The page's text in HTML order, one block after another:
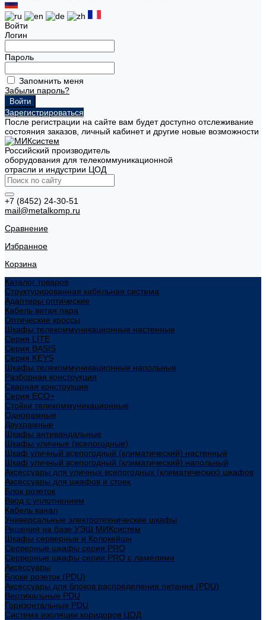
Войти
Логин
Пароль
Запомнить меня
Забыли пароль?
Зарегистрироваться
После регистрации на сайте вам будет доступно отслеживание
состояния заказов, личный кабинет и другие новые возможности
Российский производитель
оборудования для телекоммуникационной
отрасли и индустрии ЦОД
+7 (8452) 24-30-51
mail@metalkomp.ru
Сравнение
Избранное
Корзина
Каталог товаров
Структурированная кабельная система
Адаптеры оптические
Кабель витая пара
Оптические кроссы
Шкафы телекоммуникационные настенные
Cерия LITE
Cерия BASIS
Cерия KEYS
Шкафы телекоммуникационные напольные
Разборная конструкция
Сварная конструкция
Серия ECO+
Стойки телекоммуникационные
Однорамные
Двухрамные
Шкафы антивандальные
Шкафы уличные (всепогодные)
Шкаф уличный всепогодный (климатический) настенный
Шкаф уличный всепогодный (климатический) напольный
Аксессуары для уличных всепогодных (климатических) шкафов
Аксессуары для шкафов и стоек
Блок розеток
Ввод с уплотнением
Кабель канал
Универсальные электротехнические шкафы
Решения на базе УЭШ МИКсистем
Шкафы серверные и Колокейшн
Серверные шкафы серия PRO
Серверные шкафы серии PRO с ламелями
Аксессуары
Блоки розеток (PDU)
Аксессуары для блоков распределения питания (PDU)
Вертикальные PDU
Горизонтальные PDU
Система изоляции коридоров ЦОД